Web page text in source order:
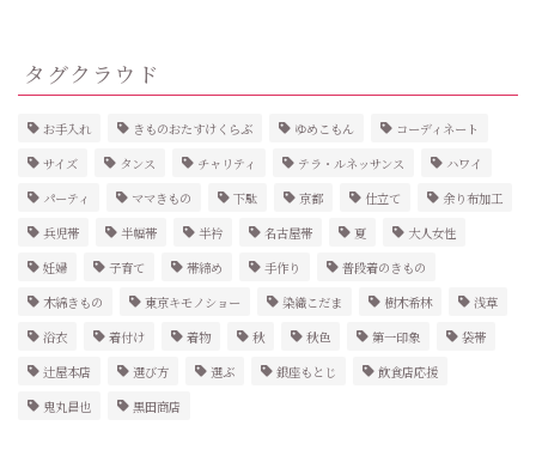
タグクラウド
お手入れ きものおたすけくらぶ ゆめこもん
コーディネート
サイズ
タンス チャリティ テラ・ルネッサンス
ハワイ
パーティ
ママきもの 下駄 京都 仕立て
余り布加工
兵児帯
半幅帯 半衿 名古屋帯 夏
大人女性
妊婦
子育て 帯締め 手作り
普段着のきもの
木綿きもの
東京キモノショー 染織こだま 樹木希林
浅草
浴衣
着付け 着物 秋 秋色 第一印象
袋帯
辻屋本店
選び方 選ぶ 銀座もとじ
飲食店応援
鬼丸昌也
黒田商店